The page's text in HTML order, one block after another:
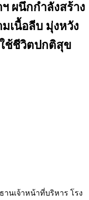
ผนึกกำลังสร้าง
เนื้อลีบ มุ่งหวัง
ช้ชีวิตปกติสุข
นเจ้าหน้าที่บริหาร โรง